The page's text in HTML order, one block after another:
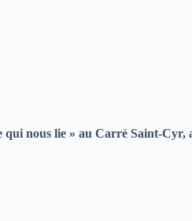
qui nous lie » au Carré Saint-Cyr,